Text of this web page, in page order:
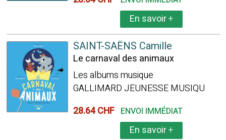
En savoir+
SAINT-SAËNS Camille
Le carnaval des animaux
Les albums musique
GALLIMARD JEUNESSE MUSIQU
28.64 CHF ENVOI IMMÉDIAT
En savoir+